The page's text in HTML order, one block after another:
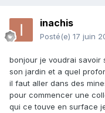
inachis
Posté(e) 17 juin
bonjour je voudrai savoir
son jardin et a quel
il faut aller dans des
pour commencer une
qui ce touve en surface